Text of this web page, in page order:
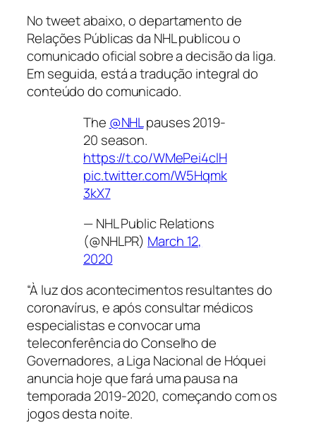
Notweetabaixo, o departamento de
Relações Públicas da NHL publicou o
comunicado oficial sobre a decisão da liga.
Em seguida, está a tradução integral do
conteúdo do comunicado.
The @NHLpauses 2019-
20 season.
https://t.co/WMePei4clH
pic.twitter.com/W5Hqmk
3kX7
— NHL Public Relations
(@NHLPR) March 12,
2020
“À luz dos acontecimentos resultantes do
coronavírus, e após consultar médicos
especialistas e convocar uma
teleconferência do Conselho de
Governadores, a Liga Nacional de Hóquei
anuncia hoje que fará uma pausa na
temporada 2019-2020, começando com os
jogos desta noite.